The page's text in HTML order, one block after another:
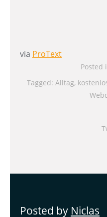
via ProText
Posted
Tagged: Alltag,
Posted by Niclas